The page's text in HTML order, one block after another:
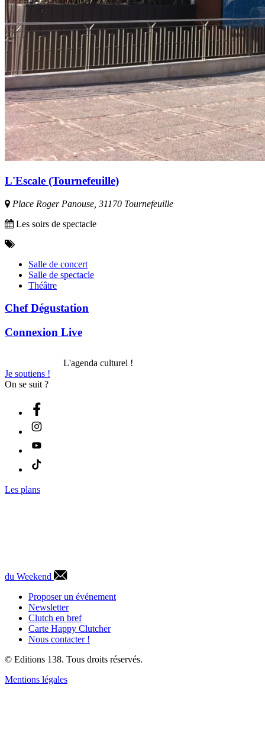
L'Escale (Tournefeuille)
Place Roger Panouse, 31170 Tournefeuille
Les soirs de spectacle
Salle de concert
Salle de spectacle
Théâtre
Chef Dégustation
Connexion Live
L'agenda culturel !
Je soutiens !
On se suit ?
Les plans
du Weekend
Proposer un événement
Newsletter
Clutch en bref
Carte Happy Clutcher
Nous contacter !
© Editions 138. Tous droits réservés.
Mentions légales